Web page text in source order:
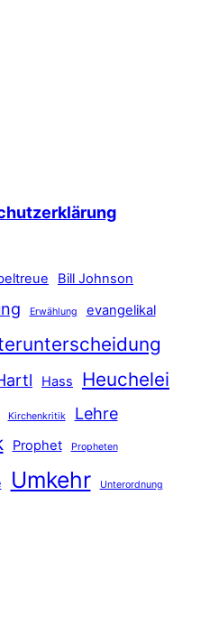
Bill Johnson
Erwählung evangelikal
Hass Heuchelei
Kirchenkritik Lehre
Prophet Propheten
Umkehr Unterordnung